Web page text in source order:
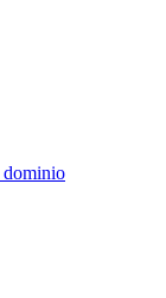
dominio